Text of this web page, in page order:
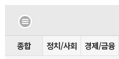
종합 정치/사회 경제/금융